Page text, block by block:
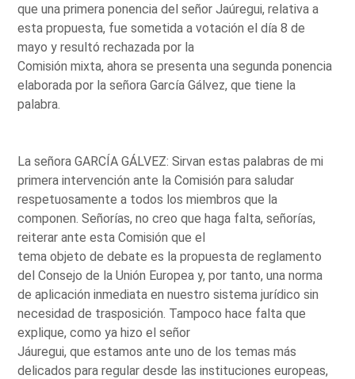
que una primera ponencia del señor Jaúregui, relativa a
esta propuesta, fue sometida a votación el día 8 de
mayo y resultó rechazada por la
Comisión mixta, ahora se presenta una segunda ponencia
elaborada por la señora García Gálvez, que tiene la
palabra.
La señora GARCÍA GÁLVEZ: Sirvan estas palabras de mi
primera intervención ante la Comisión para saludar
respetuosamente a todos los miembros que la
componen. Señorías, no creo que haga falta, señorías,
reiterar ante esta Comisión que el
tema objeto de debate es la propuesta de reglamento
del Consejo de la Unión Europea y, por tanto, una norma
de aplicación inmediata en nuestro sistema jurídico sin
necesidad de trasposición. Tampoco hace falta que
explique, como ya hizo el señor
Jáuregui, que estamos ante uno de los temas más
delicados para regular desde las instituciones europeas,